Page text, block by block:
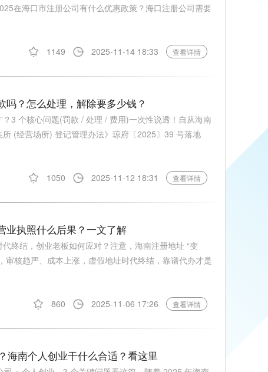
在海口市注册公司有什么优惠政策？海口注册公司需要
1149 2025-11-14 18:33 查看详情
？怎么处理，解除要多少钱？
3 个核心问题(罚款 / 处理 / 费用)一次性说透！自从海南
(经营场所) 登记管理办法》琼府〔2025〕39 号落地
1050 2025-11-12 18:31 查看详情
业执照什么后果？一文了解
终结，创业老板如何应对？注意，海南注册地址 “变
审核趋严、成本上涨，虚假地址时代终结，靠谱代办才是
860 2025-11-06 17:26 查看详情
海南个人创业干什么合适？看这里